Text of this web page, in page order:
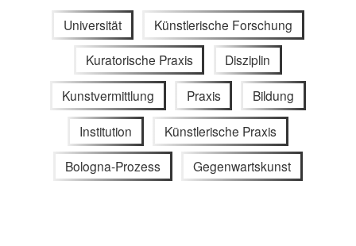
Universität Künstlerische Forschung
Kuratorische Praxis Disziplin
Kunstvermittlung Praxis Bildung
Institution Künstlerische Praxis
Bologna-Prozess Gegenwartskunst